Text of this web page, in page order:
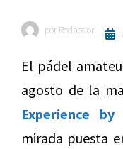
por Redaccion
El pádel
agosto de la
Experience by
mirada puesta